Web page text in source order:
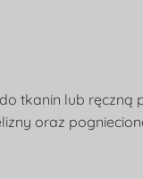
tkanin lub
oraz